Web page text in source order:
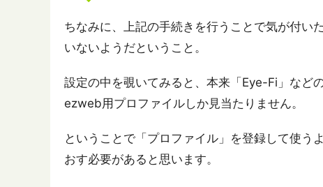
ちなみに、上記の手続きを行うことで気が付い
いないようだということ。
設定の中を覗いてみると、本来「Eye-Fi」など
ezweb用プロファイルしか見当たりません。
ということで「プロファイル」を登録して使う
おす必要があると思います。